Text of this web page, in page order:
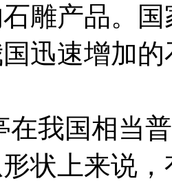
雕产品。
迅速增加
我国相当
状上来说